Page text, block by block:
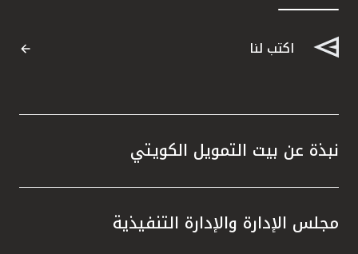
خدمات ما بعد البيع
اتصل بنا
مواقع الفروع وأجهزة الصرف الآلي
اكتب لنا
نبذة عن بيت التمويل الكويتي
مجلس الإدارة والإدارة التنفيذية